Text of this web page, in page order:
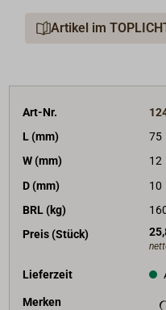
Artikel im
Art-Nr.
L (mm)
75
W (mm)
12
D (mm)
10
BRL (kg)
Preis (Stück)
Lieferzeit
Merken